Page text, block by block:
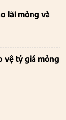
lãi mỏng và
vệ tỷ giá mỏng